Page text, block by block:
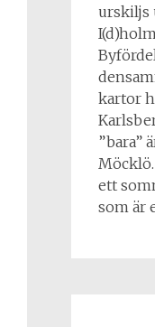
urskiljs
kartor
”bara”
ett
som är